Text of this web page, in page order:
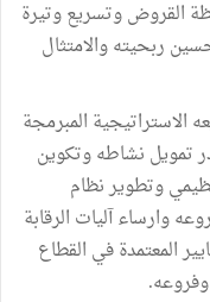
القروض وتسريع وتيرة
ربحيته والامتثال
المبرمجة
تمويل نشاطه وتكوين
وتطوير نظام
وارساء آليات الرقابة
المعتمدة في القطاع